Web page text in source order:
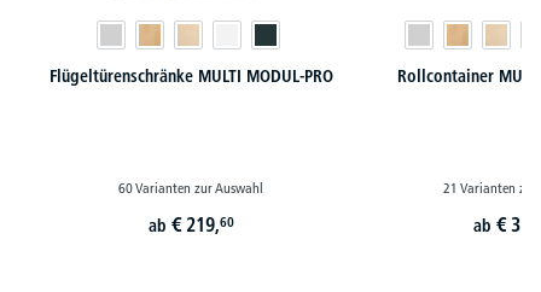
Flügeltürenschränke MULTI MODUL-PRO
60 Varianten zur Auswahl
ab € 219,60
Rollcontainer
21 Varianten zur
ab €